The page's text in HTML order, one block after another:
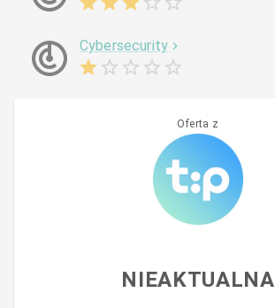
Cybersecurity
Oferta z
NIEAKTUALNA